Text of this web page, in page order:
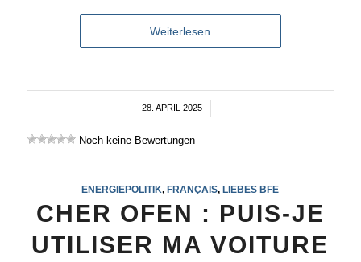
Weiterlesen
28. APRIL 2025
/
Noch keine Bewertungen
ENERGIEPOLITIK, FRANÇAIS, LIEBES BFE
CHER OFEN : PUIS-JE
UTILISER MA VOITURE